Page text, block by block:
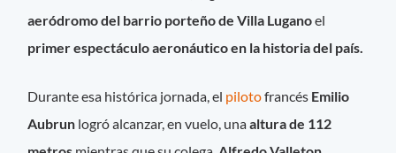
aeródromo del barrio porteño de Villa Luganoel
primer espectáculo aeronáutico en la historia del país.
Durante esa histórica jornada, el pilotofrancés Emilio
Aubrun logró alcanzar, en vuelo, unaaltura de 112